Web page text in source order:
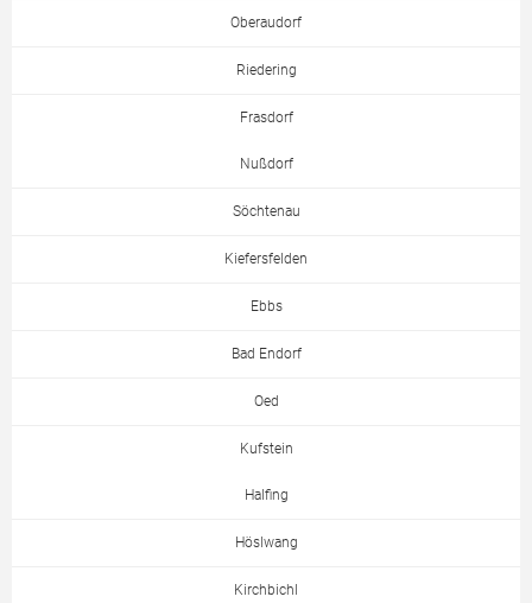
Oberaudorf
Riedering
Frasdorf
Nußdorf
Söchtenau
Kiefersfelden
Ebbs
Bad Endorf
Oed
Kufstein
Halfing
Höslwang
Kirchbichl